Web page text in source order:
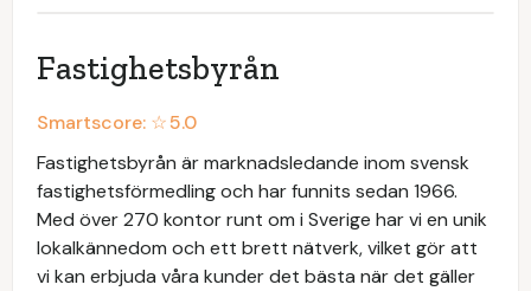
Fastighetsbyrån
Smartscore: ☆5.0
Fastighetsbyrån är marknadsledande inom svensk
fastighetsförmedling och har funnits sedan 1966.
Med över 270 kontor runt om i Sverige har vi en unik
lokalkännedom och ett brett nätverk, vilket gör att
vi kan erbjuda våra kunder det bästa när det gäller